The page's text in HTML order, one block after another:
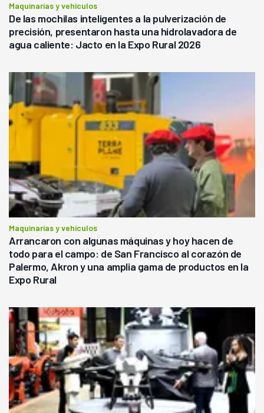
Maquinarias y vehículos
De las mochilas inteligentes a la pulverización de
precisión, presentaron hasta una hidrolavadora de
agua caliente: Jacto en la Expo Rural 2026
Maquinarias y vehículos
Arrancaron con algunas máquinas y hoy hacen de
todo para el campo: de San Francisco al corazón de
Palermo, Akron y una amplia gama de productos en la
Expo Rural